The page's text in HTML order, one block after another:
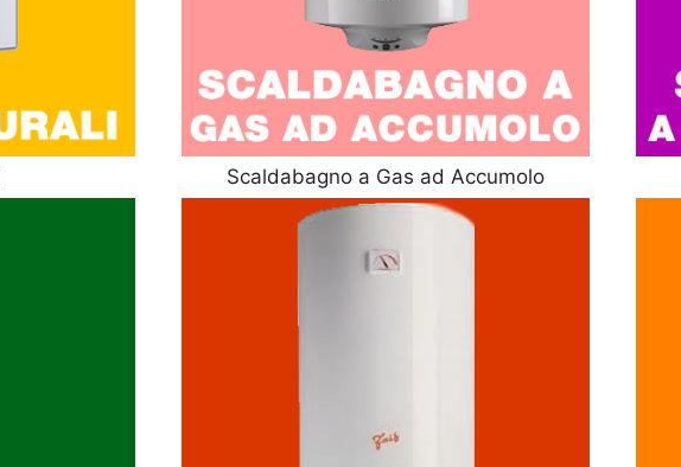
Scaldabagno a Gas ad Accumolo